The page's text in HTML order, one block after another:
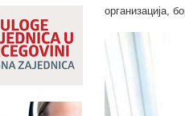
организација,